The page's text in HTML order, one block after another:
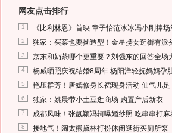
网友点击排行
1 《比利林恩》首映 章子怡范冰冰冯小刚捧
2 独家：买菜也要拗造型！金星携女逛街有派
3 京东和奶茶哪个更重要？刘强东的回答全场
4 杨威晒照庆祝结婚8周年 杨阳洋轻抚妈妈孕
5 艳压群芳！唐嫣修身长裙现身活动 仙气儿足
6 独家：姚晨带小土豆逛商场 购置产后新衣
7 成都风味！张靓颖冯轲曝婚纱照 吃串串打麻
8 接地气！阔太熊黛林打扮休闲逛街买厕所泵